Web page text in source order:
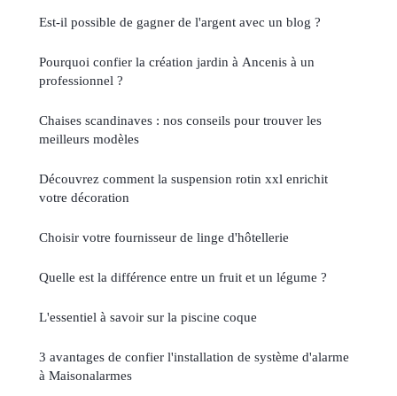
Est-il possible de gagner de l'argent avec un blog ?
Pourquoi confier la création jardin à Ancenis à un
professionnel ?
Chaises scandinaves : nos conseils pour trouver les
meilleurs modèles
Découvrez comment la suspension rotin xxl enrichit
votre décoration
Choisir votre fournisseur de linge d'hôtellerie
Quelle est la différence entre un fruit et un légume ?
L'essentiel à savoir sur la piscine coque
3 avantages de confier l'installation de système d'alarme
à Maisonalarmes